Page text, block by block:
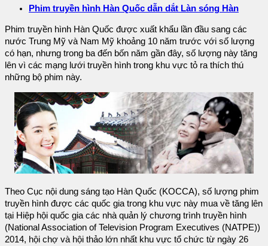
Phim truyền hình Hàn Quốc dẫn dắt Làn sóng Hàn
Phim truyền hình Hàn Quốc được xuất khẩu lần đầu sang các
nước Trung Mỹ và Nam Mỹ khoảng 10 năm trước với số lượng
có hạn, nhưng trong ba đến bốn năm gần đây, số lượng này tăng
lên vì các mạng lưới truyền hình trong khu vực tỏ ra thích thú
những bộ phim này.
Theo Cục nội dung sáng tạo Hàn Quốc (KOCCA), số lượng phim
truyền hình được các quốc gia trong khu vực này mua về tăng lên
tại Hiệp hội quốc gia các nhà quản lý chương trình truyền hình
(National Association of Television Program Executives (NATPE))
2014, hội chợ và hội thảo lớn nhất khu vực tổ chức từ ngày 26